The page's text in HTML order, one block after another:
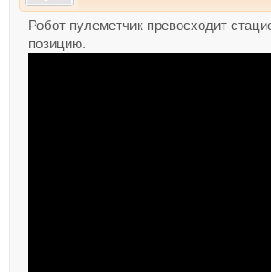
Робот пулеметчик превосходит
позицию.